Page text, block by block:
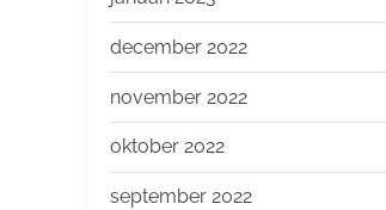
december 2022
november 2022
oktober 2022
september 2022